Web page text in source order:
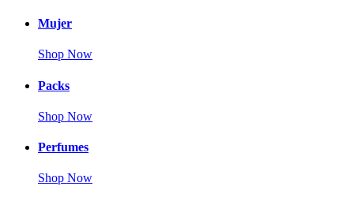
Mujer
Shop Now
Packs
Shop Now
Perfumes
Shop Now